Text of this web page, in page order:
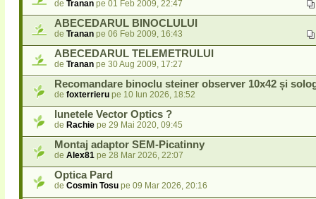
de Tranan pe 01 Feb 2009, 22:47
ABECEDARUL BINOCLULUI
de Tranan pe 06 Feb 2009, 16:43
ABECEDARUL TELEMETRULUI
de Tranan pe 30 Aug 2009, 17:27
Recomandare binoclu steiner observer 10x42 și
de foxterrieru pe 10 Iun 2026, 18:52
lunetele Vector Optics ?
de Rachie pe 29 Mai 2020, 09:45
Montaj adaptor SEM-Picatinny
de Alex81 pe 28 Mar 2026, 22:07
Optica Pard
de Cosmin Tosu pe 09 Mar 2026, 20:16